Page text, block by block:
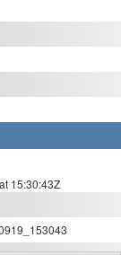
15:30:43Z